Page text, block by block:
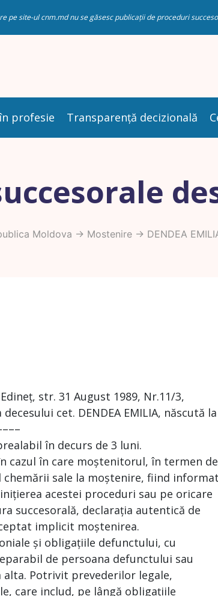
site-ul cnm.md nu se găsesc publicații de proceduri
profesie Transparență decizională
Moldova -> Mostenire -> DENDEA
str. 31 August 1989, Nr.11/3,
cet. DENDEA EMILIA, născută la
în decurs de 3 luni.
cazul în care moștenitorul, în termen de
sale la moștenire, fiind informat
acestei proceduri sau pe oricare
succesorală, declarația autentică de
implicit moștenirea.
și obligațiile defunctului, cu
de persoana defunctului sau
Potrivit prevederilor legale,
care includ, pe lângă obligațiile